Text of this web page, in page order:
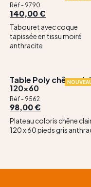
Réf - 9790
140,00 €
Tabouret avec coque
tapissée en tissu moiré
anthracite
Table Poly chêne
120×60
Réf - 9562
98,00 €
Plateau coloris chêne
120 x 60 pieds gris